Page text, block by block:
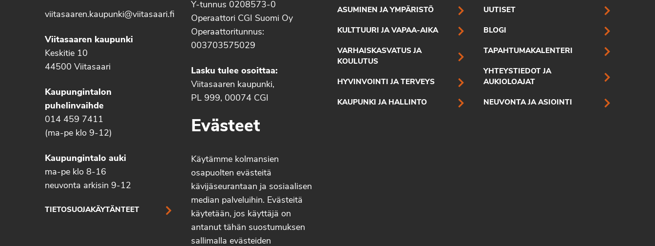
viitasaaren.kaupunki@viitasaari.fi
Viitasaaren kaupunki
Keskitie 10
44500 Viitasaari
Kaupungintalon
puhelinvaihde
014 459 7411
(ma-pe klo 9-12)
Kaupungintalo auki
ma-pe klo 8-16
neuvonta arkisin 9-12
TIETOSUOJAKÄYTÄNTEET
Y-tunnus 0208573-0
Operaattori CGI Suomi Oy
Operaattoritunnus:
003703575029
Lasku tulee osoittaa:
Viitasaaren kaupunki,
PL 999, 00074 CGI
Evästeet
Käytämme kolmansien
osapuolten evästeitä
kävijäseurantaan ja sosiaalisen
median palveluihin. Evästeitä
käytetään, jos käyttäjä on
antanut tähän suostumuksen
sallimalla evästeiden
ASUMINEN JA YMPÄRISTÖ
KULTTUURI JA VAPAA-AIKA
VARHAISKASVATUS JA
KOULUTUS
HYVINVOINTI JA TERVEYS
KAUPUNKI JA HALLINTO
UUTISET
BLOGI
TAPAHTUMAKALENTERI
YHTEYSTIEDOT JA
AUKIOLOAJAT
NEUVONTA JA ASIOINTI